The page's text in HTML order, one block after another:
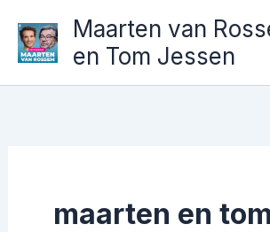
naar
inhoud
Maarten van
en Tom Jessen
maarten en tom